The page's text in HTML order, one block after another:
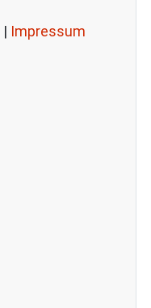
| Impressum